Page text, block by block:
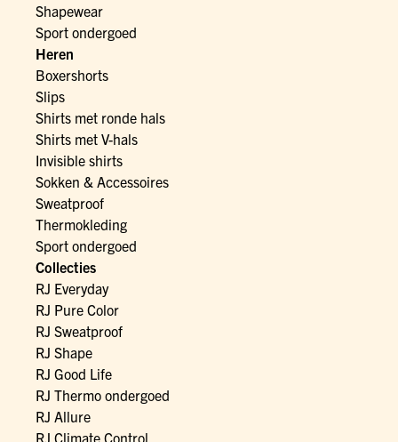
Shapewear
Sport ondergoed
Heren
Boxershorts
Slips
Shirts met ronde hals
Shirts met V-hals
Invisible shirts
Sokken & Accessoires
Sweatproof
Thermokleding
Sport ondergoed
Collecties
RJ Everyday
RJ Pure Color
RJ Sweatproof
RJ Shape
RJ Good Life
RJ Thermo ondergoed
RJ Allure
RJ Climate Control